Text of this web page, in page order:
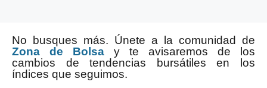
No busques más. Únete a la comunidad de
Zona de Bolsa y te avisaremos de los
cambios de tendencias bursátiles en los
índices que seguimos.